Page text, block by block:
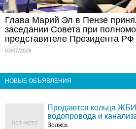
Глава Марий Эл в Пензе
заседании Совета при
представителе Президента
03/07/2026
НОВЫЕ ОБЪЯВЛЕНИЯ
НЕТ ФОТО
Продаются кольца
водопровода и
Волжск